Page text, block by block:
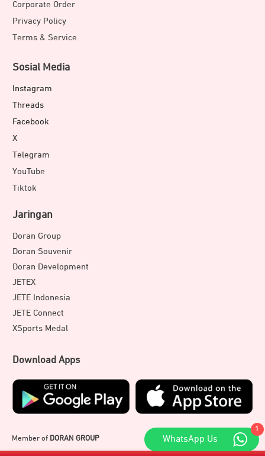
Corporate Order
Privacy Policy
Terms & Service
Sosial Media
Instagram
Threads
Facebook
X
Telegram
YouTube
Tiktok
Jaringan
Doran Group
Doran Souvenir
Doran Development
JETEX
JETE Indonesia
JETE Connect
XSports Medal
Download Apps
Member of DORAN GROUP
1
WhatsApp Us